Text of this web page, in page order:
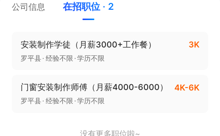
公司信息 在招职位 · 2
安装制作学徒（月薪3000+工作餐） 3K
罗平县 经验不限 学历不限
门窗安装制作师傅（月薪4000-6000） 4K-6K
罗平县 经验不限 学历不限
没有更多职位啦~